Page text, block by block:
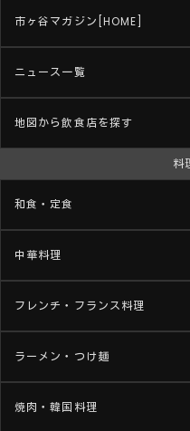
市ヶ谷マガジン[HOME]
ニュース一覧
地図から飲食店を探す
料
和食・定食
中華料理
フレンチ・フランス料理
ラーメン・つけ麺
焼肉・韓国料理